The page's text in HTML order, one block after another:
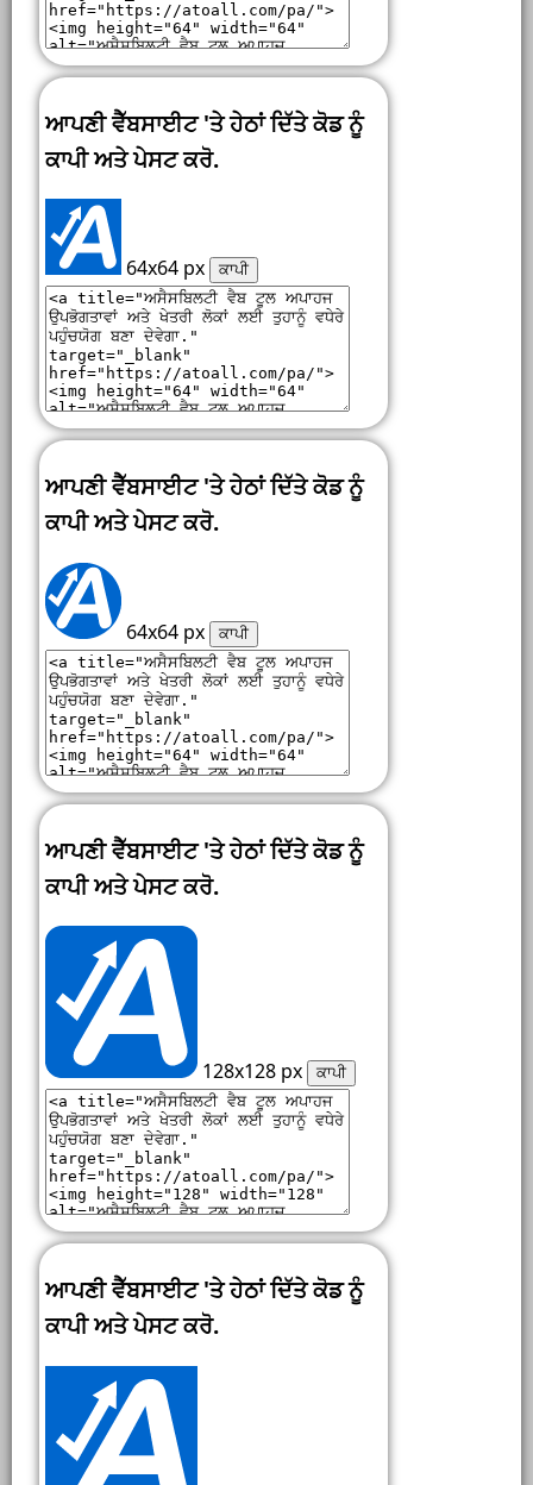
ਆਪਣੀ ਵੈੱਬਸਾਈਟ 'ਤੇ ਹੇਠਾਂ ਦਿੱਤੇ ਕੋਡ ਨੂੰ
ਕਾਪੀ ਅਤੇ ਪੇਸਟ ਕਰੋ.
64x64 px ਕਾਪੀ
ਆਪਣੀ ਵੈੱਬਸਾਈਟ 'ਤੇ ਹੇਠਾਂ ਦਿੱਤੇ ਕੋਡ ਨੂੰ
ਕਾਪੀ ਅਤੇ ਪੇਸਟ ਕਰੋ.
64x64 px ਕਾਪੀ
ਆਪਣੀ ਵੈੱਬਸਾਈਟ 'ਤੇ ਹੇਠਾਂ ਦਿੱਤੇ ਕੋਡ ਨੂੰ
ਕਾਪੀ ਅਤੇ ਪੇਸਟ ਕਰੋ.
128x128 px ਕਾਪੀ
ਆਪਣੀ ਵੈੱਬਸਾਈਟ 'ਤੇ ਹੇਠਾਂ ਦਿੱਤੇ ਕੋਡ ਨੂੰ
ਕਾਪੀ ਅਤੇ ਪੇਸਟ ਕਰੋ.